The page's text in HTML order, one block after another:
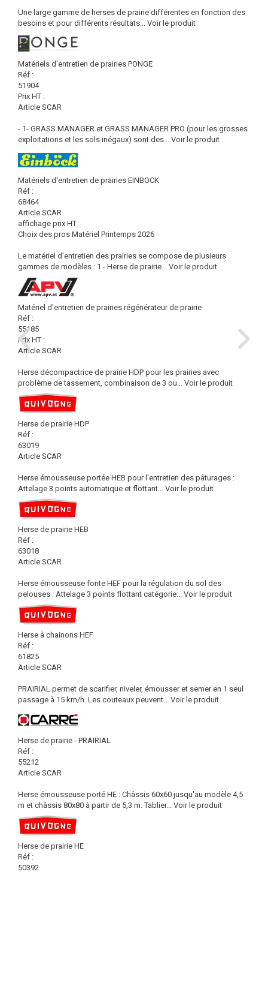
Une large gamme de herses de prairie différentes en fonction des
besoins et pour différents résultats... Voir le produit
Matériels d'entretien de prairies PONGE
Réf :
51904
Prix HT :
Article SCAR
- 1- GRASS MANAGER et GRASS MANAGER PRO (pour les grosses
exploitations et les sols inégaux) sont des... Voir le produit
Matériels d'entretien de prairies EINBOCK
Réf :
68464
Article SCAR
affichage prix HT
Choix des pros Matériel Printemps 2026
Le matériel d’entretien des prairies se compose de plusieurs
gammes de modèles : 1 - Herse de prairie... Voir le produit
Matériel d'entretien de prairies régénérateur de prairie
Réf :
55185
Prix HT :
Article SCAR
Herse décompactrice de prairie HDP pour les prairies avec
problème de tassement, combinaison de 3 ou... Voir le produit
Herse de prairie HDP
Réf :
63019
Article SCAR
Herse émousseuse portée HEB pour l'entretien des pâturages :
Attelage 3 points automatique et flottant... Voir le produit
Herse de prairie HEB
Réf :
63018
Article SCAR
Herse émousseuse fonte HEF pour la régulation du sol des
pelouses : Attelage 3 points flottant catégorie... Voir le produit
Herse à chainons HEF
Réf :
61825
Article SCAR
PRAIRIAL permet de scarifier, niveler, émousser et semer en 1 seul
passage à 15 km/h. Les couteaux peuvent... Voir le produit
Herse de prairie - PRAIRIAL
Réf :
55212
Article SCAR
Herse émousseuse porté HE : Châssis 60x60 jusqu'au modèle 4,5
m et châssis 80x80 à partir de 5,3 m. Tablier... Voir le produit
Herse de prairie HE
Réf :
50392